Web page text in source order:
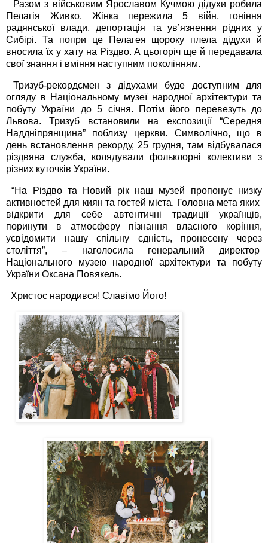
Разом з військовим Ярославом Кучмою дідухи робила
Пелагія Живко. Жінка пережила 5 війн, гоніння
радянської влади, депортація та ув’язнення рідних у
Сибірі. Та попри це Пелагея щороку плела дідухи й
вносила їх у хату на Різдво. А цьогоріч ще й передавала
свої знання і вміння наступним поколінням.
Тризуб-рекордсмен з дідухами буде доступним для
огляду в Національному музеї народної архітектури та
побуту України до 5 січня. Потім його перевезуть до
Львова. Тризуб встановили на експозиції “Середня
Наддніпрянщина” поблизу церкви. Символічно, що в
день встановлення рекорду, 25 грудня, там відбувалася
різдвяна служба, колядували фольклорні колективи з
різних куточків України.
“На Різдво та Новий рік наш музей пропонує низку
активностей для киян та гостей міста. Головна мета яких
відкрити для себе автентичні традиції українців,
поринути в атмосферу пізнання власного коріння,
усвідомити нашу спільну єдність, пронесену через
століття”, – наголосила генеральний директор
Національного музею народної архітектури та побуту
України Оксана Повякель.
Христос народився! Славімо Його!